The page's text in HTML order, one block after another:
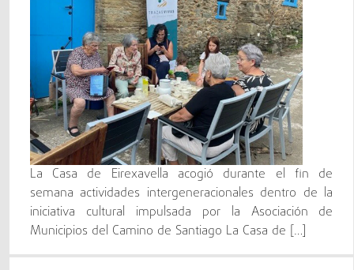
La Casa de Eirexavella acogió durante el fin de
semana actividades intergeneracionales dentro de la
iniciativa cultural impulsada por la Asociación de
Municipios del Camino de Santiago La Casa de […]